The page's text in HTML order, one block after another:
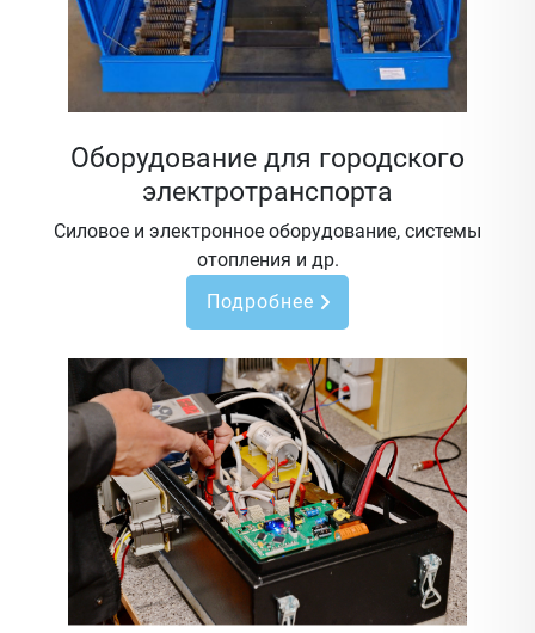
Оборудование для городского
электротранспорта
Силовое и электронное оборудование, системы
отопления и др.
Подробнее